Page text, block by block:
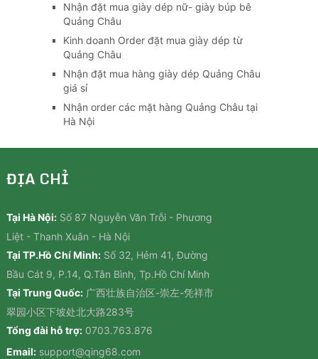
Nhận đặt mua giày dép nữ- giày búp bê
Quảng Châu
Kinh doanh Order đặt mua giày dép từ
Quảng Châu
Nhận đặt mua hàng giày dép Quảng Châu
giá sỉ
Nhận order các mặt hàng Quảng Châu tại
Hà Nội
ĐỊA CHỈ
Tại Hà Nội:Số 87 Nguyễn Văn Trỗi - Phương
Liệt - Thanh Xuân - Hà Nội
Tại TP.Hồ Chí Minh:Số 32, Hẻm 41, Đường
Bầu Cát 9, P.14, Q.Tân Bình, Tp.Hồ Chí Minh
Tại Trung Quốc:广西壮族自治区-崇左-凭祥市
翠园小区下坡处北大路283号
Tổng đài hỗ trợ:0703.763.876
Email: support@qing68.com